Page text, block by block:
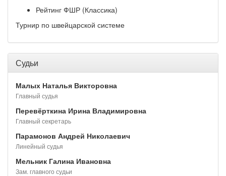
Рейтинг ФШР (Классика)
Турнир по швейцарской системе
Судьи
Малых Наталья Викторовна
Главный судья
Перевёрткина Ирина Владимировна
Главный секретарь
Парамонов Андрей Николаевич
Линейный судья
Мельник Галина Ивановна
Зам. главного судьи